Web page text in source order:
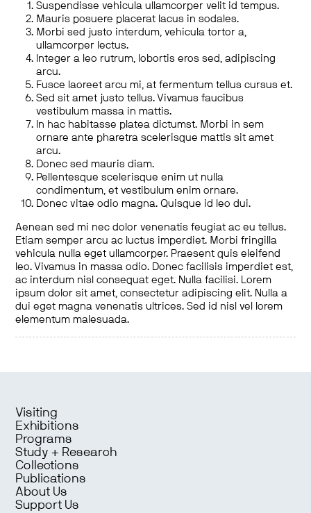
Suspendisse vehicula ullamcorper velit id tempus.
Mauris posuere placerat lacus in sodales.
Morbi sed justo interdum, vehicula tortor a,
ullamcorper lectus.
Integer a leo rutrum, lobortis eros sed, adipiscing
arcu.
Fusce laoreet arcu mi, at fermentum tellus cursus et.
Sed sit amet justo tellus. Vivamus faucibus
vestibulum massa in mattis.
In hac habitasse platea dictumst. Morbi in sem
ornare ante pharetra scelerisque mattis sit amet
arcu.
Donec sed mauris diam.
Pellentesque scelerisque enim ut nulla
condimentum, et vestibulum enim ornare.
Donec vitae odio magna. Quisque id leo dui.
Aenean sed mi nec dolor venenatis feugiat ac eu tellus.
Etiam semper arcu ac luctus imperdiet. Morbi fringilla
vehicula nulla eget ullamcorper. Praesent quis eleifend
leo. Vivamus in massa odio. Donec facilisis imperdiet est,
ac interdum nisl consequat eget. Nulla facilisi. Lorem
ipsum dolor sit amet, consectetur adipiscing elit. Nulla a
dui eget magna venenatis ultrices. Sed id nisl vel lorem
elementum malesuada.
Visiting
Exhibitions
Programs
Study + Research
Collections
Publications
About Us
Support Us